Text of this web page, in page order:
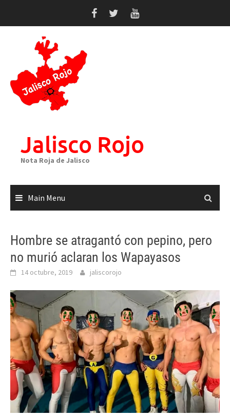
Jalisco Rojo
Nota Roja de Jalisco
Main Menu
Hombre se atragantó con pepino, pero
no murió aclaran los Wapayasos
14 octubre, 2019 jaliscorojo